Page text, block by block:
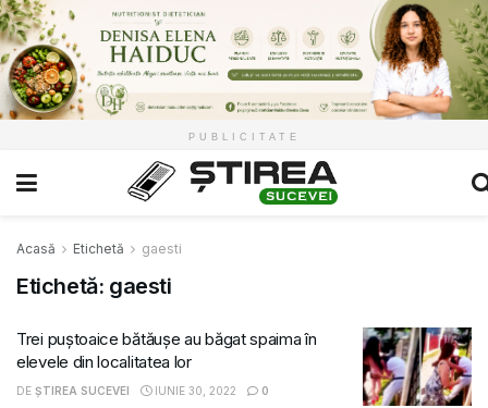
PUBLICITATE
Acasă Etichetă gaesti
Etichetă: gaesti
Trei puștoaice bătăușe au băgat spaima în
elevele din localitatea lor
DE ȘTIREA SUCEVEI IUNIE 30, 2022 0